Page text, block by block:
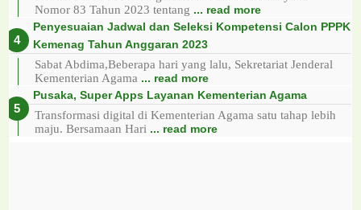
Nomor 83 Tahun 2023 tentang ... read more
Penyesuaian Jadwal dan Seleksi Kompetensi Calon PPPK
Kemenag Tahun Anggaran 2023
Sabat Abdima,Beberapa hari yang lalu, Sekretariat Jenderal
Kementerian Agama ... read more
Pusaka, Super Apps Layanan Kementerian Agama
Transformasi digital di Kementerian Agama satu tahap lebih
maju. Bersamaan Hari ... read more